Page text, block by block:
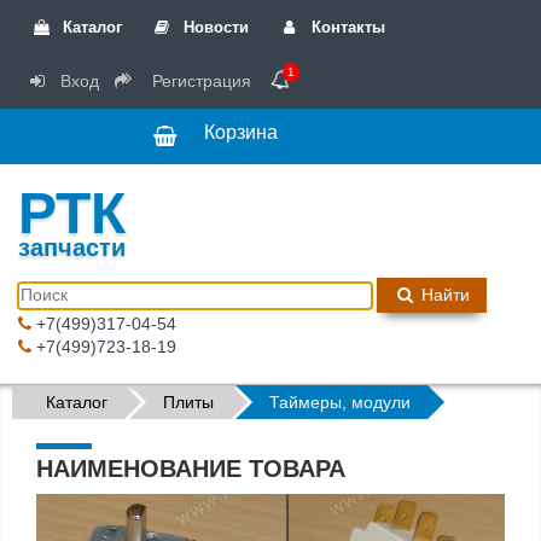
Каталог Новости Контакты
Вход Регистрация 1
Корзина
РТК
запчасти
Найти
+7(499)317-04-54
+7(499)723-18-19
Каталог Плиты Таймеры, модули
НАИМЕНОВАНИЕ ТОВАРА